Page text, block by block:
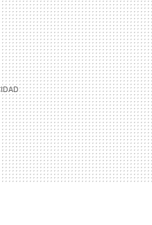
MAIL